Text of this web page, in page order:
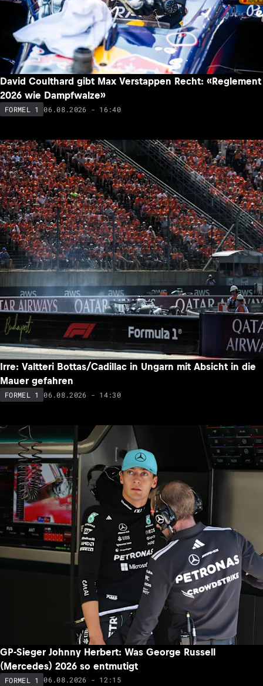
David Coulthard gibt Max Verstappen Recht: «Reglement
2026 wie Dampfwalze»
FORMEL 1 06.08.2026 - 16:40
Irre: Valtteri Bottas/Cadillac in Ungarn mit Absicht in die
Mauer gefahren
FORMEL 1 06.08.2026 - 14:30
GP-Sieger Johnny Herbert: Was George Russell
(Mercedes) 2026 so entmutigt
FORMEL 1 06.08.2026 - 12:15